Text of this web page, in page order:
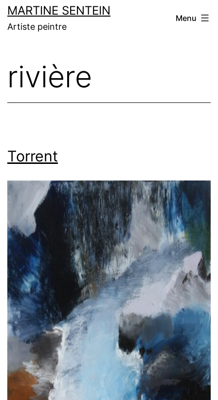
Aller
au
MARTINE SENTEIN
Artiste peintre
Menu
rivière
Torrent